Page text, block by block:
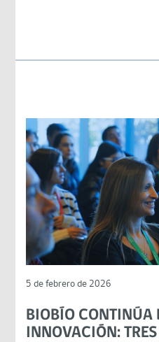
5 de febrero de 2026
BIOBÍO CONTINÚA
INNOVACIÓN: TRES